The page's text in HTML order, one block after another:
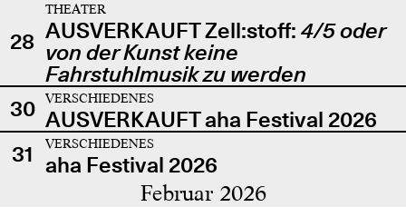
28
THEATER
AUSVERKAUFT Zell:stoff: 4/5 oder
von der Kunst keine
Fahrstuhlmusik zu werden
30
VERSCHIEDENES
AUSVERKAUFT aha Festival 2026
31
VERSCHIEDENES
aha Festival 2026
Februar 2026